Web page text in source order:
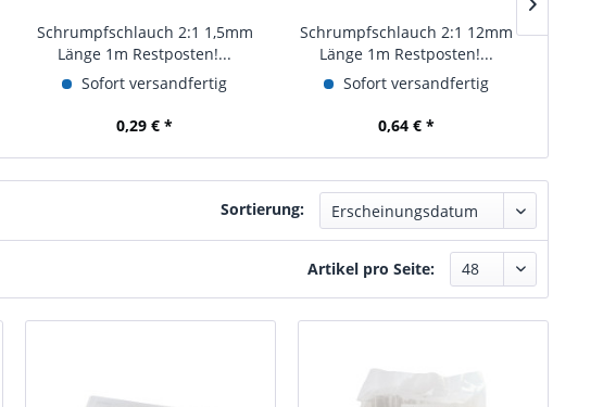
Schrumpfschlauch 2:1 1,5mm
Länge 1m Restposten!...
Sofort versandfertig
0,29 € *
Schrumpfschlauch 2:1 12mm
Länge 1m Restposten!...
Sofort versandfertig
0,64 € *
Sortierung:
Artikel pro Seite: